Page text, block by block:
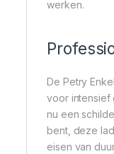
werken.
De Petry
voor intensief
nu een
bent, deze
eisen van